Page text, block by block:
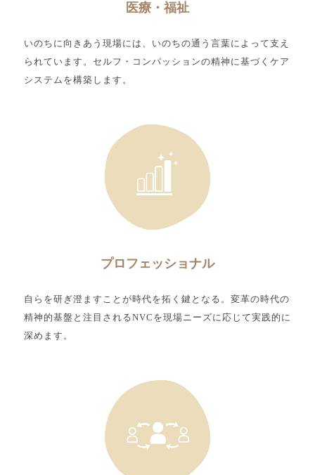
医療・福祉
いのちに向きあう現場には、いのちの通う言葉によって支え
られています。セルフ・コンパッションの精神に基づくケア
システムを構築します。
プロフェッショナル
自らを研ぎ澄ますことが時代を拓く鍵となる。変革の時代の
精神的基盤と注目されるNVCを現場ニーズに応じて実践的に
深めます。